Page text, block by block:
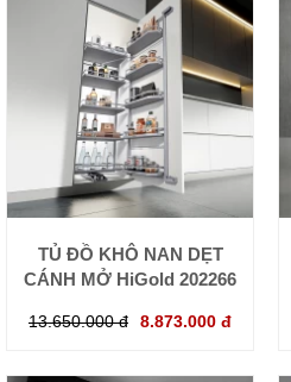
TỦ ĐỒ KHÔ NAN DẸT
CÁNH MỞ HiGold 202266
13.650.000 đ 8.873.000 đ